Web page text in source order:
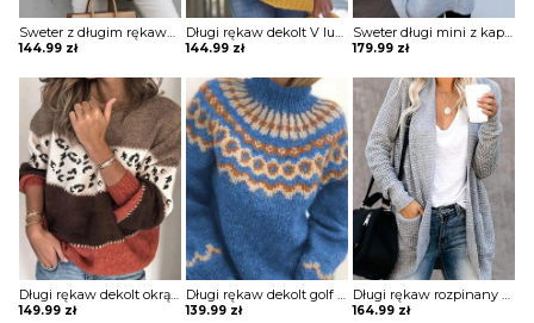
Sweter z długim rękawem i luźnym rozcięciem na dole Fuensanta
144.99 zł
Długi rękaw dekolt V luźny boho basic na co dzień dzianina casual obersize do pracy sweter Vasudha
144.99 zł
Sweter długi mini z kapturem długi rękaw otwarty przeszycie z tyłu casual styl miejski luźny szeroki Layne
179.99 zł
Długi rękaw dekolt okrągły paski cętki panterka ciepły luźny casual boho dzianina zima jesień sweter Aleksandrina
149.99 zł
Długi rękaw dekolt golf wzór etniczny miękki dzianina ciepły casual na co dzień zima sweter Gerarde
139.99 zł
Długi rękaw rozpinany dzianina jodełka ciepły kieszenie casual boho jesień zima do pracy sweter Senni
164.99 zł